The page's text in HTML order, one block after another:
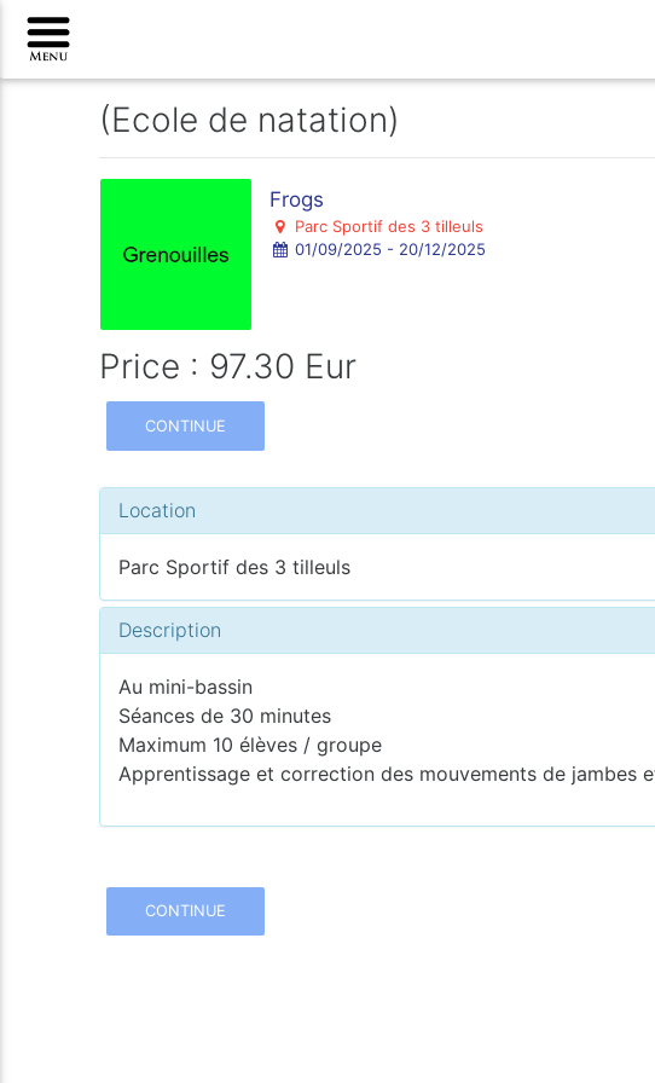
(Ecole de natation)
Frogs
Parc Sportif des 3 tilleuls
01/09/2025 - 20/12/2025
Price : 97.30 Eur
CONTINUE
Location
Parc Sportif des 3 tilleuls
Description
Au mini-bassin
Séances de 30 minutes
Maximum 10 élèves / groupe
Apprentissage et correction des mouvements de jambes
CONTINUE